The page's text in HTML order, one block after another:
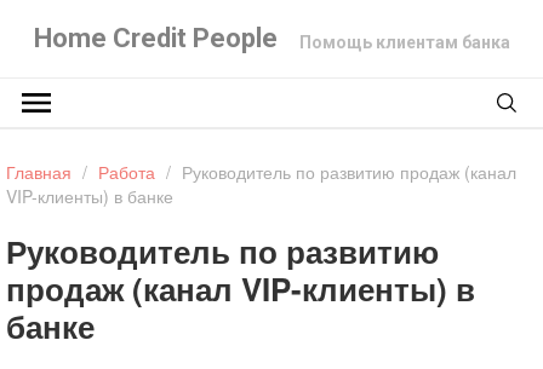
Home Credit People Помощь клиентам банка
Главная / Работа / Руководитель по развитию продаж (канал
VIP-клиенты) в банке
Руководитель по развитию
продаж (канал VIP-клиенты) в
банке